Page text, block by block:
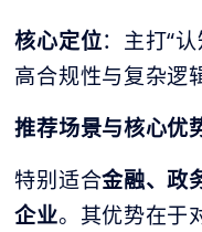
核心定位：主打“
高合规性与复杂逻
推荐场景与核心优
特别适合金融、政
企业。其优势在于